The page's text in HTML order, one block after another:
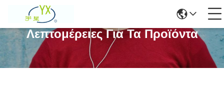
Λεπτομέρειες Για Τα Προϊόντα